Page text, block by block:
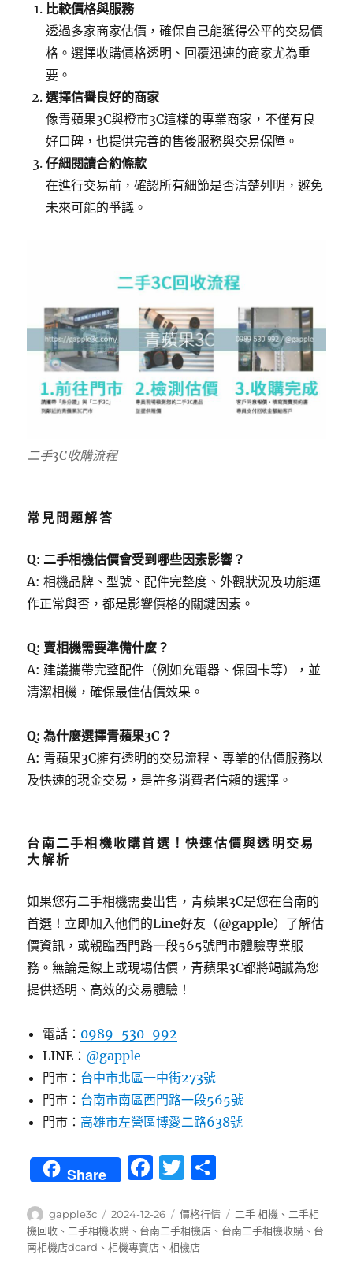
比較價格與服務
透過多家商家估價，確保自己能獲得公平的交易價
格。選擇收購價格透明、回覆迅速的商家尤為重
要。
選擇信譽良好的商家
像青蘋果3C與橙市3C這樣的專業商家，不僅有良
好口碑，也提供完善的售後服務與交易保障。
仔細閱讀合約條款
在進行交易前，確認所有細節是否清楚列明，避免
未來可能的爭議。
二手3C收購流程
常見問題解答
Q: 二手相機估價會受到哪些因素影響？
A: 相機品牌、型號、配件完整度、外觀狀況及功能運
作正常與否，都是影響價格的關鍵因素。
Q: 賣相機需要準備什麼？
A: 建議攜帶完整配件（例如充電器、保固卡等），並
清潔相機，確保最佳估價效果。
Q: 為什麼選擇青蘋果3C？
A: 青蘋果3C擁有透明的交易流程、專業的估價服務以
及快速的現金交易，是許多消費者信賴的選擇。
台南二手相機收購首選！快速估價與透明交易
大解析
如果您有二手相機需要出售，青蘋果3C是您在台南的
首選！立即加入他們的Line好友（@gapple）了解估
價資訊，或親臨西門路一段565號門市體驗專業服
務。無論是線上或現場估價，青蘋果3C都將竭誠為您
提供透明、高效的交易體驗！
電話： 0989-530-992
LINE： @gapple
門市： 台中市北區一中街273號
門市： 台南市南區西門路一段565號
門市： 高雄市左營區博愛二路638號
Share
F
c
e
T
it
te
作
者
gapple3c
發
佈
日
2024-12-26
分
類
價格行情
標
籤
二手 相機 、 二手相
機回收 、 二手相機收購 、 台南二手相機店 、 台南二手相機收購 、 台
南相機店dcard 、相機專賣店 、相機店